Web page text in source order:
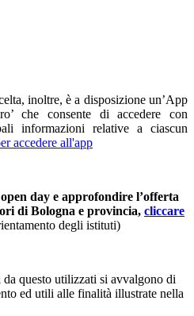
inoltre, è a disposizione un’App
che consente di accedere con
informazioni relative a ciascun
accedere all'app
day e approfondire l’offerta
di Bologna e provincia, cliccare
degli istituti)
questo utilizzati si avvalgono di
ed utili alle finalità illustrate nella